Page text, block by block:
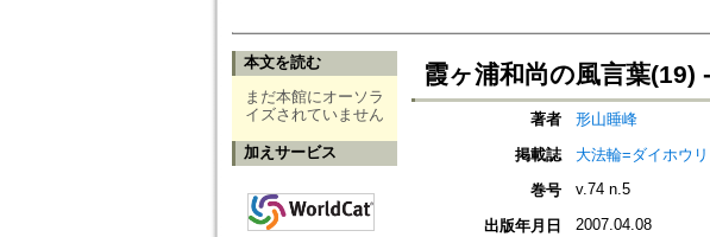
本文を読む
まだ本館にオーソラ
イズされていません
加えサービス
霞ヶ浦和尚の風言葉
著者
形山睡峰
掲載誌
大法輪=ダイホウ
巻号
v.74 n.5
出版年月日 2007.04.08